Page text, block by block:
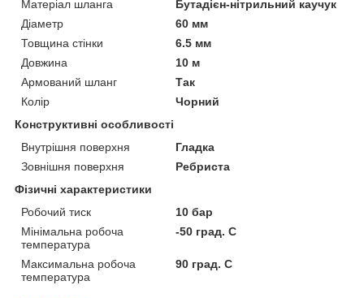
Матеріал шланга
Бутадієн-нітрильний каучук
Діаметр
60 мм
Товщина стінки
6.5 мм
Довжина
10 м
Армований шланг
Так
Колір
Чорний
Конструктивні особливості
Внутрішня поверхня
Гладка
Зовнішня поверхня
Ребриста
Фізичні характеристики
Робочий тиск
10 бар
Мінімальна робоча
температура
-50 град. C
Максимальна робоча
температура
90 град. C